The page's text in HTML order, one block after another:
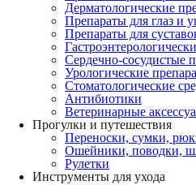
Дерматологические
Препараты для глаз и
Препараты для
Сердечно-сосудистые
Урологические
Стоматологические
Антибиотики
Ветеринарные
Прогулки и путешествия
Переноски, сумки,
Ошейники, поводки,
Рулетки
Инструменты для ухода